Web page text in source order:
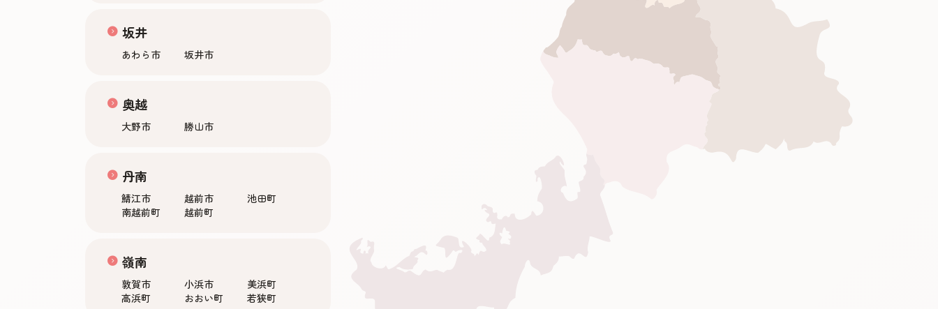
坂井
あわら市 坂井市
奥越
大野市 勝山市
丹南
鯖江市 越前市
池田町
南越前町
越前町
嶺南
敦賀市 小浜市
美浜町
高浜町
おおい町 若狭町